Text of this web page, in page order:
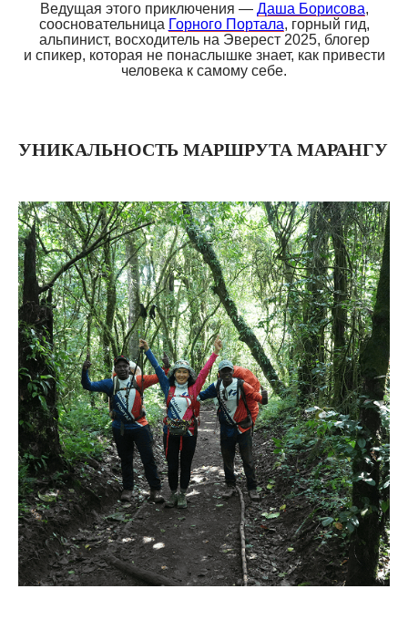
Ведущая этого приключения — Даша Борисова,
соосновательница Горного Портала, горный гид,
альпинист, восходитель на Эверест 2025, блогер
и спикер, которая не понаслышке знает, как привести
человека к самому себе.
УНИКАЛЬНОСТЬ МАРШРУТА МАРАНГУ